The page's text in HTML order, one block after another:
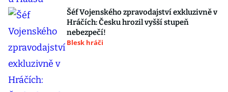
Šéf Vojenského zpravodajství exkluzivně v
Hráčích: Česku hrozil vyšší stupeň
nebezpečí!
Blesk hráči